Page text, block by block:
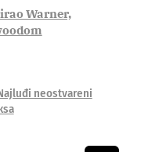
Warner,
neostvareni